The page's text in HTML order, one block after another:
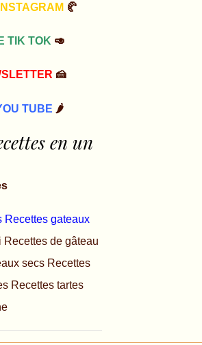
🥐
TIK TOK 🥑
🍰
TUBE 🌶️
en un
Recettes gateaux
Recettes de gâteau
secs Recettes
Recettes tartes